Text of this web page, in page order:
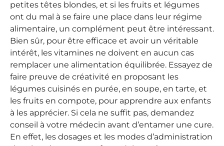
petites têtes blondes, et si les fruits et légumes
ont du mal à se faire une place dans leur régime
alimentaire, un complément peut être intéressant.
Bien sûr, pour être efficace et avoir un véritable
intérêt, les vitamines ne doivent en aucun cas
remplacer une alimentation équilibrée. Essayez de
faire preuve de créativité en proposant les
légumes cuisinés en purée, en soupe, en tarte, et
les fruits en compote, pour apprendre aux enfants
à les apprécier. Si cela ne suffit pas, demandez
conseil à votre médecin avant d’entamer une cure.
En effet, les dosages et les modes d’administration